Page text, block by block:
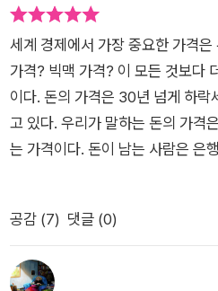
고 있다는 분석이다. 마지막으로
스템의 분절화를 촉진하며 자본
수 있다. 이와 같은 시그널을 종합해 저자들은 향후 세계 경제가
과거와 같은 저금리 환경으로 회
2050년까지 현재의 기조가 유지
다임의 전환이 일어날 것이라고 주장한다. 저자들은
인들이 충돌하는 과정에서 새로
명한다. 이러한 관점은 금리 수준
변화에 주목해야 한다는 메시지로 이어진다. ▮세
깊이 얽혀 있는 대한민국이 가장 먼
세계 경제에서 가장 중요한 가격
가격? 빅맥 가격? 이 모든 것보다
이다. 돈의 가격은 30년 넘게 하락
고 있다. 우리가 말하는 돈의 가격
는 가격이다. 돈이 남는 사람은 은
를 준다. 그 이자를 전문적인 용어
의 가격이 오른다' 중에서책은 3명
던에 기반을 두고 있고, 톰 올릭은
공감 (7) 댓글 (0)